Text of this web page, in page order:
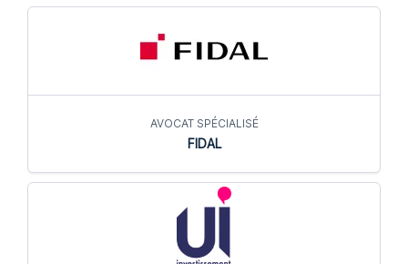
AVOCAT SPÉCIALISÉ
FIDAL